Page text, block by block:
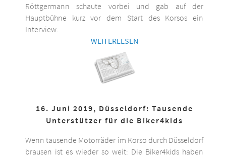
Röttgermann schaute vorbei und gab auf der
Hauptbühne kurz vor dem Start des Korsos ein
Interview.
WEITERLESEN
16. Juni 2019, Düsseldorf: Tausende
Unterstützer für die Biker4kids
Wenn tausende Motorräder im Korso durch Düsseldorf
brausen ist es wieder so weit: Die Biker4kids haben